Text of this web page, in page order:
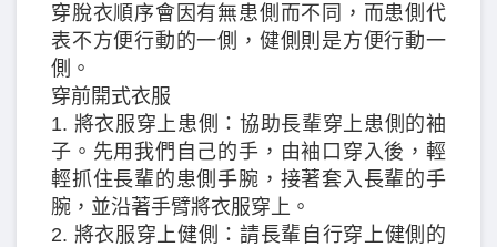
穿脫衣順序會因有無患側而不同，而患側代
表不方便行動的一側，健側則是方便行動一
側。
穿前開式衣服
1. 將衣服穿上患側：協助長輩穿上患側的袖
子。先用我們自己的手，由袖口穿入後，輕
輕抓住長輩的患側手腕，接著套入長輩的手
腕，並沿著手臂將衣服穿上。
2. 將衣服穿上健側：請長輩自行穿上健側的